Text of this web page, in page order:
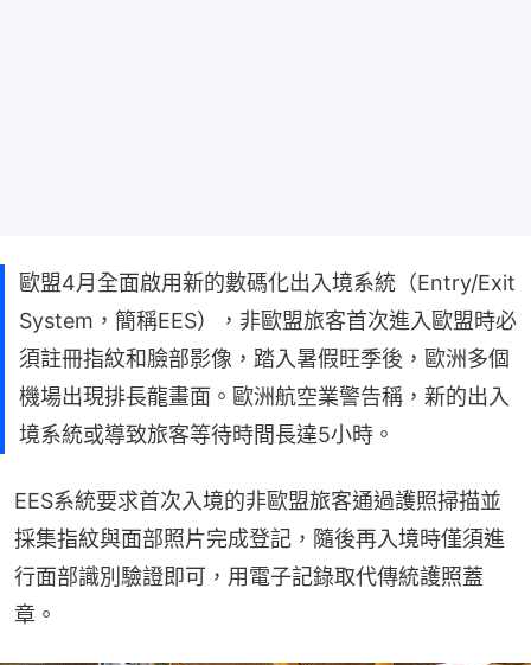
歐盟4月全面啟用新的數碼化出入境系統（Entry/Exit
System，簡稱EES），非歐盟旅客首次進入歐盟時必
須註冊指紋和臉部影像，踏入暑假旺季後，歐洲多個
機場出現排長龍畫面。歐洲航空業警告稱，新的出入
境系統或導致旅客等待時間長達5小時。
EES系統要求首次入境的非歐盟旅客通過護照掃描並
採集指紋與面部照片完成登記，隨後再入境時僅須進
行面部識別驗證即可，用電子記錄取代傳統護照蓋
章。